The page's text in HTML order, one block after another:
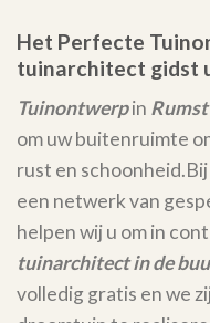
Het Perfecte
tuinarchitect gidst
Tuinontwerpin Rumst
om uw buitenruimte
rust en schoonheid.
een netwerk van
helpen wij u om in
tuinarchitect in de
volledig gratis en we